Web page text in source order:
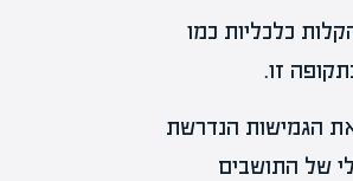
כלכליות כמו
זו.
את הגמישות הנדרשת
של התושבים